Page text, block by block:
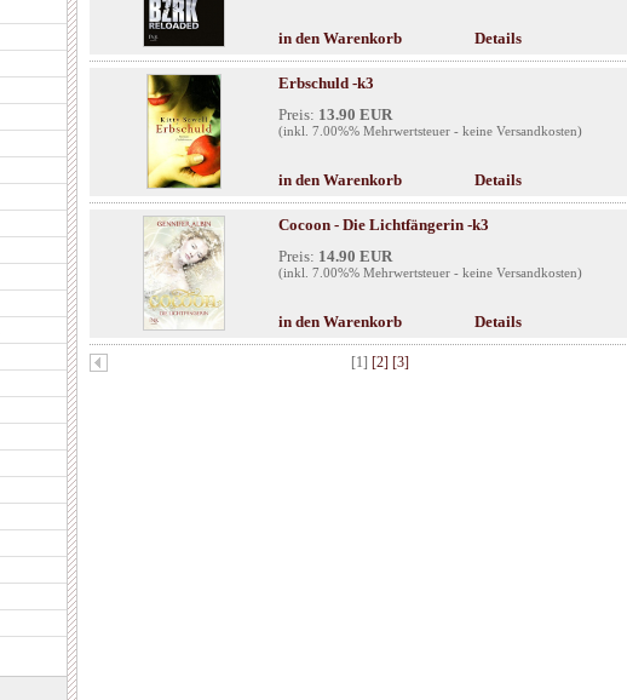
in den Warenkorb Details
Erbschuld -k3
Preis: 13.90 EUR
(inkl. 7.00%% Mehrwertsteuer - keine Versandkosten)
in den Warenkorb Details
Cocoon - Die Lichtfängerin -k3
Preis: 14.90 EUR
(inkl. 7.00%% Mehrwertsteuer - keine Versandkosten)
in den Warenkorb Details
[1] [2] [3]